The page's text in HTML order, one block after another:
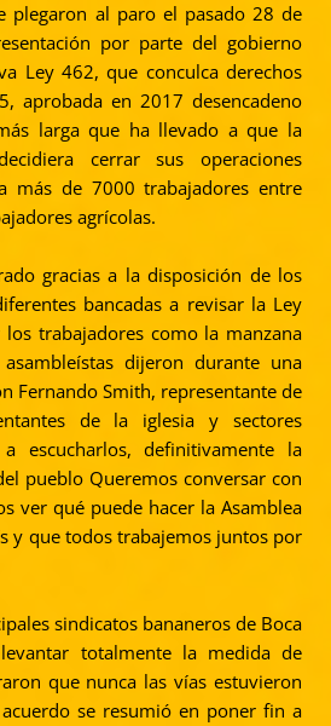
plegaron al paro el pasado 28 de
por parte del gobierno
Ley 462, que conculca derechos
aprobada en 2017 desencadeno
larga que ha llevado a que la
cerrar sus operaciones
más de 7000 trabajadores entre
agrícolas.
gracias a la disposición de los
bancadas a revisar la Ley
trabajadores como la manzana
dijeron durante una
Fernando Smith, representante de
de la iglesia y sectores
a escucharlos, definitivamente la
pueblo Queremos conversar con
ver qué puede hacer la Asamblea
y que todos trabajemos juntos por
sindicatos bananeros de Boca
totalmente la medida de
que nunca las vías estuvieron
se resumió en poner fin a